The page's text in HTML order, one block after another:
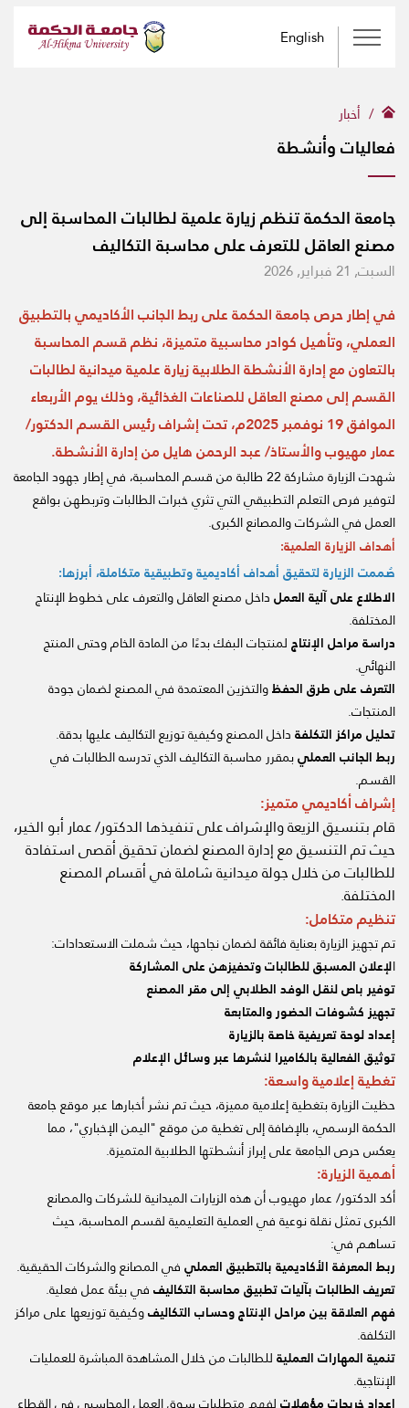
English
أخبار
فعاليات وأنشطة
جامعة الحكمة تنظم زيارة علمية لطالبات المحاسبة إلى
مصنع العاقل للتعرف على محاسبة التكاليف
السبت, 21 فبراير, 2026
في إطار حرص جامعة الحكمة على ربط الجانب الأكاديمي بالتطبيق
العملي، وتأهيل كوادر محاسبية متميزة، نظم قسم المحاسبة
بالتعاون مع إدارة الأنشطة الطلابية زيارة علمية ميدانية لطالبات
القسم إلى مصنع العاقل للصناعات الغذائية، وذلك يوم الأربعاء
الموافق 19 نوفمبر 2025م، تحت إشراف رئيس القسم الدكتور/
عمار مهيوب والأستاذ/ عبد الرحمن هايل من إدارة الأنشطة.
شهدت الزيارة مشاركة 22 طالبة من قسم المحاسبة، في إطار جهود الجامعة
لتوفير فرص التعلم التطبيقي التي تثري خبرات الطالبات وتربطهن بواقع
العمل في الشركات والمصانع الكبرى.
أهداف الزيارة العلمية:
صُممت الزيارة لتحقيق أهداف أكاديمية وتطبيقية متكاملة، أبرزها:
الاطلاع على آلية العملداخل مصنع العاقل والتعرف على خطوط الإنتاج
المختلفة.
دراسة مراحل الإنتاجلمنتجات البفك بدءًا من المادة الخام وحتى المنتج
النهائي.
التعرف على طرق الحفظوالتخزين المعتمدة في المصنع لضمان جودة
المنتجات.
تحليل مراكز التكلفةداخل المصنع وكيفية توزيع التكاليف عليها بدقة.
ربط الجانب العمليبمقرر محاسبة التكاليف الذي تدرسه الطالبات في
القسم.
إشراف أكاديمي متميز:
قام بتنسيق الزيعة والإشراف على تنفيذها الدكتور/ عمار أبو الخير،
حيث تم التنسيق مع إدارة المصنع لضمان تحقيق أقصى استفادة
للطالبات من خلال جولة ميدانية شاملة في أقسام المصنع
المختلفة.
تنظيم متكامل:
تم تجهيز الزيارة بعناية فائقة لضمان نجاحها، حيث شملت الاستعدادات:
الإعلان المسبق للطالبات وتحفيزهن على المشاركة
توفير باص لنقل الوفد الطلابي إلى مقر المصنع
تجهيز كشوفات الحضور والمتابعة
إعداد لوحة تعريفية خاصة بالزيارة
توثيق الفعالية بالكاميرا لنشرها عبر وسائل الإعلام
تغطية إعلامية واسعة:
حظيت الزيارة بتغطية إعلامية مميزة، حيث تم نشر أخبارها عبر موقع جامعة
الحكمة الرسمي، بالإضافة إلى تغطية من موقع "اليمن الإخباري"، مما
يعكس حرص الجامعة على إبراز أنشطتها الطلابية المتميزة.
أهمية الزيارة:
أكد الدكتور/ عمار مهيوب أن هذه الزيارات الميدانية للشركات والمصانع
الكبرى تمثل نقلة نوعية في العملية التعليمية لقسم المحاسبة، حيث
تساهم في:
ربط المعرفة الأكاديمية بالتطبيق العمليفي المصانع والشركات الحقيقية.
تعريف الطالبات بآليات تطبيق محاسبة التكاليففي بيئة عمل فعلية.
فهم العلاقة بين مراحل الإنتاج وحساب التكاليفوكيفية توزيعها على مراكز
التكلفة.
تنمية المهارات العمليةللطالبات من خلال المشاهدة المباشرة للعمليات
الإنتاجية.